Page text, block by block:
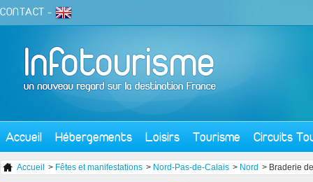
CONTACT -
Accueil Hébergements Loisirs Tourisme Circuits
Accueil > Fêtes et manifestations > Nord-Pas-de-Calais > Nord > Braderie